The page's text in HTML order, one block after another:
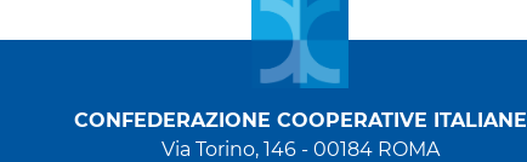
CONFEDERAZIONE COOPERATIVE ITALIANE
Via Torino, 146 - 00184 ROMA